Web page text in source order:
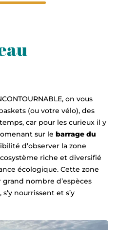
on vous
(ou votre vélo), des
car pour les curieux il y
sur le barrage du
d’observer la zone
riche et diversifié
écologique. Cette zone
nombre d’espèces
nourrissent et s’y